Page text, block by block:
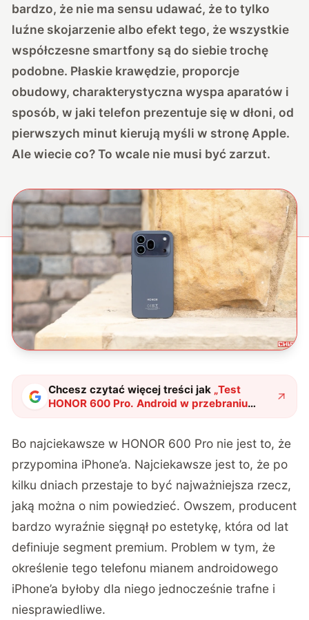
bardzo, że nie ma sensu udawać, że to tylko
luźne skojarzenie albo efekt tego, że wszystkie
współczesne smartfony są do siebie trochę
podobne. Płaskie krawędzie, proporcje
obudowy, charakterystyczna wyspa aparatów i
sposób, w jaki telefon prezentuje się w dłoni, od
pierwszych minut kierują myśli w stronę Apple.
Ale wiecie co? To wcale nie musi być zarzut.
Chcesz czytać więcej treści jak „Test
HONOR 600 Pro. Android w przebraniu
iPhone’a ma kilka bezczelnie dobrych
Bo najciekawsze w HONOR 600 Pro nie jest to, że
przypomina iPhone’a. Najciekawsze jest to, że po
kilku dniach przestaje to być najważniejsza rzecz,
jaką można o nim powiedzieć. Owszem, producent
bardzo wyraźnie sięgnął po estetykę, która od lat
definiuje segment premium. Problem w tym, że
określenie tego telefonu mianem androidowego
iPhone’a byłoby dla niego jednocześnie trafne i
niesprawiedliwe.